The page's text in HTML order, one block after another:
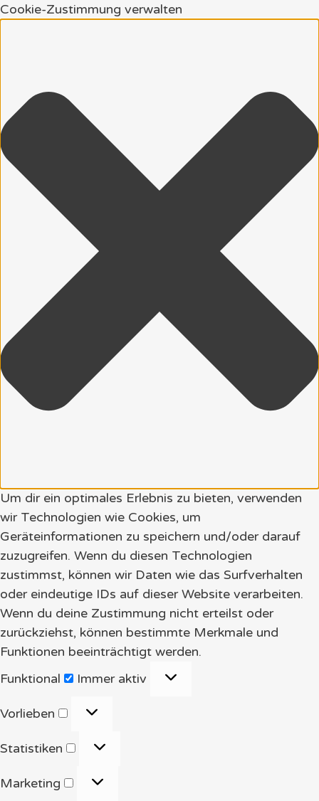
Cookie-Zustimmung verwalten
Um dir ein optimales Erlebnis zu bieten, verwenden
wir Technologien wie Cookies, um
Geräteinformationen zu speichern und/oder darauf
zuzugreifen. Wenn du diesen Technologien
zustimmst, können wir Daten wie das Surfverhalten
oder eindeutige IDs auf dieser Website verarbeiten.
Wenn du deine Zustimmung nicht erteilst oder
zurückziehst, können bestimmte Merkmale und
Funktionen beeinträchtigt werden.
Funktional
Funktional
Immer aktiv
Vorlieben
Vorlieben
Statistiken
Statistiken
Marketing
Marketing